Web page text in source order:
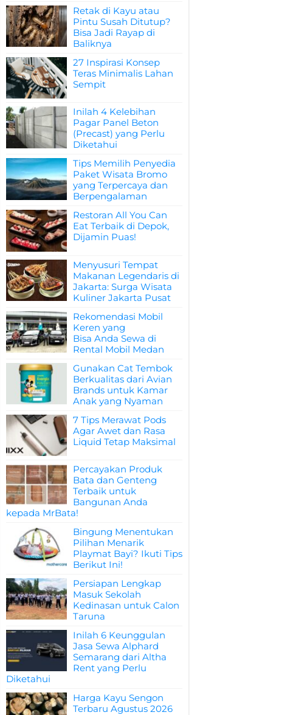
Retak di Kayu atau
Pintu Susah Ditutup?
Bisa Jadi Rayap di
Baliknya
27 Inspirasi Konsep
Teras Minimalis Lahan
Sempit
Inilah 4 Kelebihan
Pagar Panel Beton
(Precast) yang Perlu
Diketahui
Tips Memilih Penyedia
Paket Wisata Bromo
yang Terpercaya dan
Berpengalaman
Restoran All You Can
Eat Terbaik di Depok,
Dijamin Puas!
Menyusuri Tempat
Makanan Legendaris di
Jakarta: Surga Wisata
Kuliner Jakarta Pusat
Rekomendasi Mobil
Keren yang
Bisa Anda Sewa di
Rental Mobil Medan
Gunakan Cat Tembok
Berkualitas dari Avian
Brands untuk Kamar
Anak yang Nyaman
7 Tips Merawat Pods
Agar Awet dan Rasa
Liquid Tetap Maksimal
Percayakan Produk
Bata dan Genteng
Terbaik untuk
Bangunan Anda
kepada MrBata!
Bingung Menentukan
Pilihan Menarik
Playmat Bayi? Ikuti Tips
Berikut Ini!
Persiapan Lengkap
Masuk Sekolah
Kedinasan untuk Calon
Taruna
Inilah 6 Keunggulan
Jasa Sewa Alphard
Semarang dari Altha
Rent yang Perlu
Diketahui
Harga Kayu Sengon
Terbaru Agustus 2026